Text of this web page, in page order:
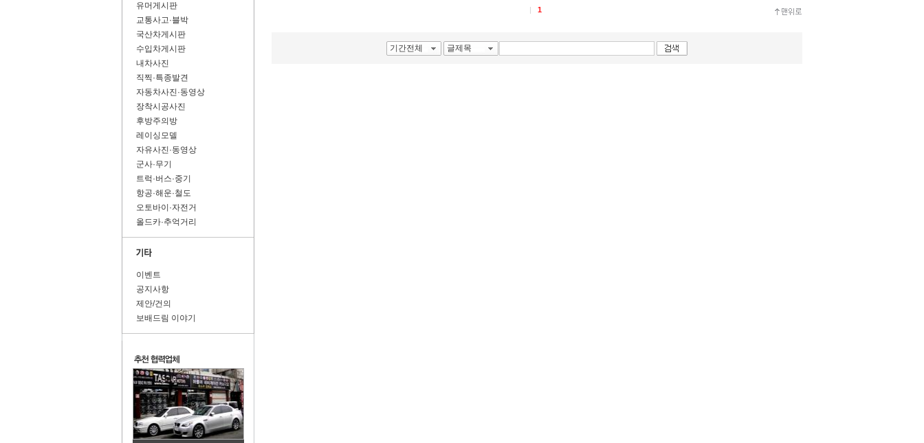
유머게시판
교통사고·블박
국산차게시판
수입차게시판
내차사진
직찍·특종발견
자동차사진·동영상
장착시공사진
후방주의방
레이싱모델
자유사진·동영상
군사·무기
트럭·버스·중기
항공·해운·철도
오토바이·자전거
올드카·추억거리
이벤트
공지사항
제안/건의
보배드림 이야기
1
기간전체 글제목